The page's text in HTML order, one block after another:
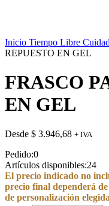
Inicio Tiempo Libre
REPUESTO EN GEL
FRASCO
EN GEL
Desde $ 3.946,68 + IVA
Pedido:0
Artículos disponibles:24
El precio indicado no
precio final dependerá
de personalización